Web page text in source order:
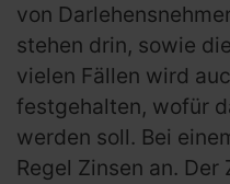
von
stehen drin, sowie
vielen Fällen wird
festgehalten, wofür
werden soll. Bei
Regel Zinsen an.